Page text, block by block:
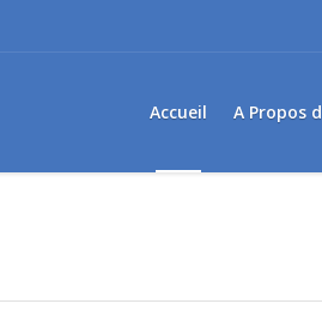
Accueil A Propos